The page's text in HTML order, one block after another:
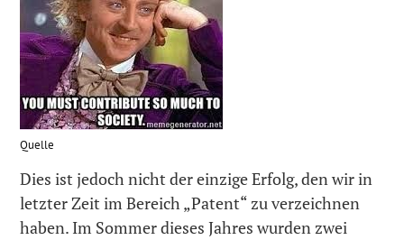
Quelle
Dies ist jedoch nicht der einzige Erfolg, den wir in
letzter Zeit im Bereich „Patent“ zu verzeichnen
haben. Im Sommer dieses Jahres wurden zwei